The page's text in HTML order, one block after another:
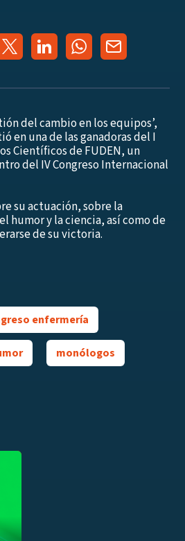
del cambio en los equipos’,
en una de las ganadoras del I
Científicos de FUDEN, un
del IV Congreso Internacional
su actuación, sobre la
humor y la ciencia, así como de
de su victoria.
enfermería
monólogos